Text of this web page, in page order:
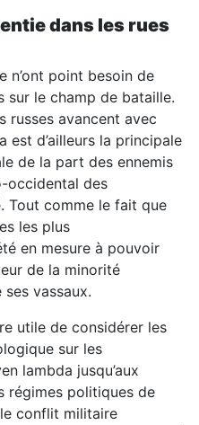
dans les rues
n’ont point besoin de
sur le champ de bataille.
russes avancent avec
est d’ailleurs la principale
de la part des ennemis
occidental des
Tout comme le fait que
les plus
en mesure à pouvoir
de la minorité
vassaux.
utile de considérer les
sur les
lambda jusqu’aux
régimes politiques de
conflit militaire